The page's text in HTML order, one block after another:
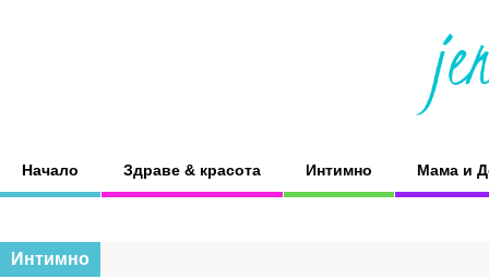
Начало Здраве & красота Интимно Мама и
Интимно